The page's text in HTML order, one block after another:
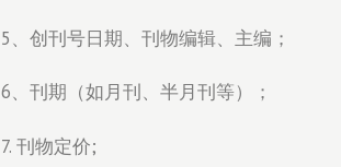
5、创刊号日期、刊物编辑、主编；
6、刊期（如月刊、半月刊等）；
7. 刊物定价;